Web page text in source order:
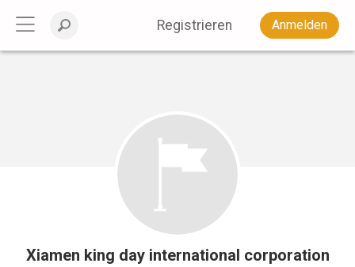
Registrieren Anmelden
Xiamen king day international corporation